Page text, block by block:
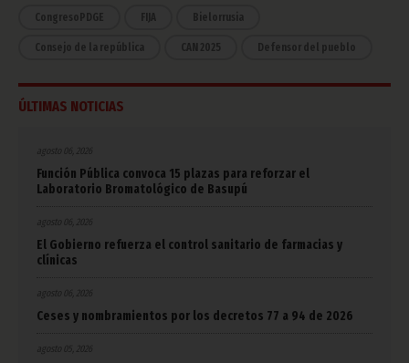
CongresoPDGE FIJA Bielorrusia
Consejo de la república CAN 2025 Defensor del pueblo
ÚLTIMAS NOTICIAS
agosto 06, 2026
Función Pública convoca 15 plazas para reforzar el
Laboratorio Bromatológico de Basupú
agosto 06, 2026
El Gobierno refuerza el control sanitario de farmacias y
clínicas
agosto 06, 2026
Ceses y nombramientos por los decretos 77 a 94 de 2026